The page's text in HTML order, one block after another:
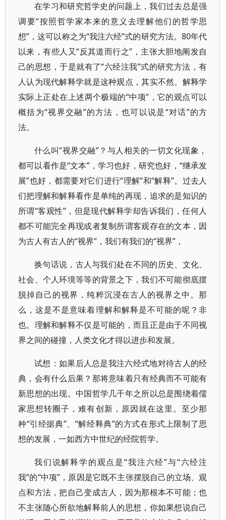
在学习和研究哲学史的问题上，我们过去总是强
调要“按照哲学家本来的意义去理解他们的哲学思
想”，这可以称之为“我注六经”式的研究方法。80年代
以来，有些人又“反其道而行之”，主张大胆地阐发自
己的思想，于是就有了“六经注我”式的研究方法，有
人认为现代解释学就是这种观点，其实不然。解释学
实际上正处在上述两个极端的“中项”，它的观点可以
概括为“视界交融”的方法，也可以说是“对话”的方
法。
什么叫“视界交融”？与人相关的一切文化现象，
都可以看作是“文本”，学习也好，研究也好，“继承发
展”也好，都需要对它们进行“理解”和“解释”。过去人
们把理解和解释看作是单纯的再现，追求的是知识的
所谓“客观性”，但是现代解释学却告诉我们，任何人
都不可能完全再现或者复制所谓客观存在的文本，因
为古人有古人的“视界”，我们有我们的“视界”，
换句话说，古人与我们处在不同的历史、文化、
社会、个人环境等等的背景之下，我们不可能彻底摆
脱掉自己的视界，纯粹沉浸在古人的视界之中。那
么，这是不是意味着理解和解释是不可能的呢？非
也。理解和解释不仅是可能的，而且正是由于不同视
界之间的碰撞，人类文化才得以进步和发展。
试想：如果后人总是我注六经式地对待古人的经
典，会有什么后果？那将意味着只有经典而不可能有
新思想的出现。中国哲学几千年之所以总是围绕着儒
家思想转圈子，难有创新，原因就在这里。至少那
种“引经据典”、“解经释典”的方式在形式上限制了思
想的发展，一如西方中世纪的经院哲学。
我们说解释学的观点是“我注六经”与“六经注
我”的“中项”，原因是它既不主张摆脱自己的立场、观
点和方法，把自己变成古人，因为那根本不可能；也
不主张随心所欲地解释前人的思想，你如果想说自己